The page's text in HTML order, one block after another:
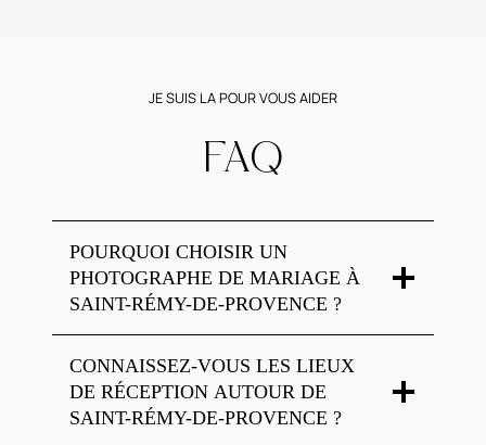
JE SUIS LA POUR VOUS AIDER
FAQ
POURQUOI CHOISIR UN
PHOTOGRAPHE DE MARIAGE À
SAINT-RÉMY-DE-PROVENCE ?
CONNAISSEZ-VOUS LES LIEUX
DE RÉCEPTION AUTOUR DE
SAINT-RÉMY-DE-PROVENCE ?